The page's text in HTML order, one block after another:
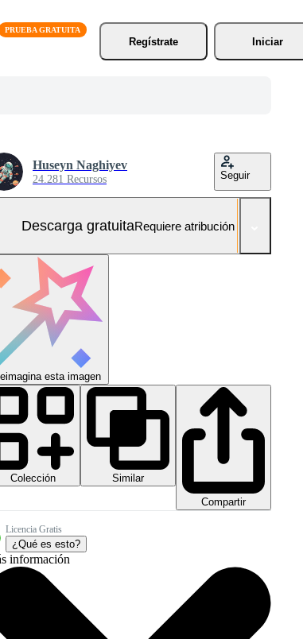
Regístrate
Iniciar
Huseyn Naghiyev
24.281 Recursos Seguir
Descarga gratuitaRequiere atribución
esta imagen
Colección
Similar
Compartir
Licencia Gratis
¿Qué es esto?
información